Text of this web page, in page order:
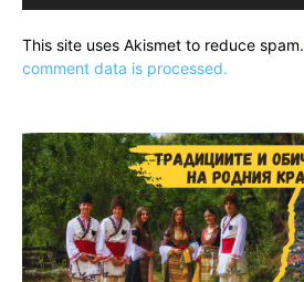
This site uses Akismet to reduce spam.
comment data is processed.